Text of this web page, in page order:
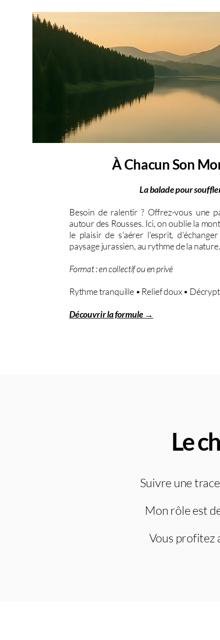
À Chacun Son
La balade pour
Besoin de ralentir ? Offrez-vous une
autour des Rousses. Ici, on oublie la
le plaisir de s'aérer l'esprit,
paysage jurassien, au rythme de la nature.
Format : en collectif ou en privé
Rythme tranquille • Relief doux •
Découvrir la formule →
Le
Suivre une
Mon rôle est
Vous profitez